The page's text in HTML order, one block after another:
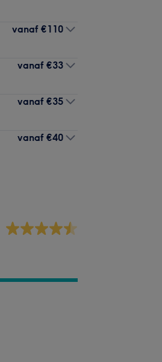
vanaf €110
vanaf €33
vanaf €35
vanaf €40